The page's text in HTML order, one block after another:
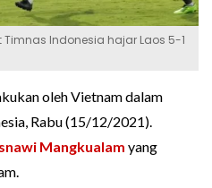
Indonesia hajar Laos 5-1
oleh Vietnam dalam
Rabu (15/12/2021).
Mangkualam yang